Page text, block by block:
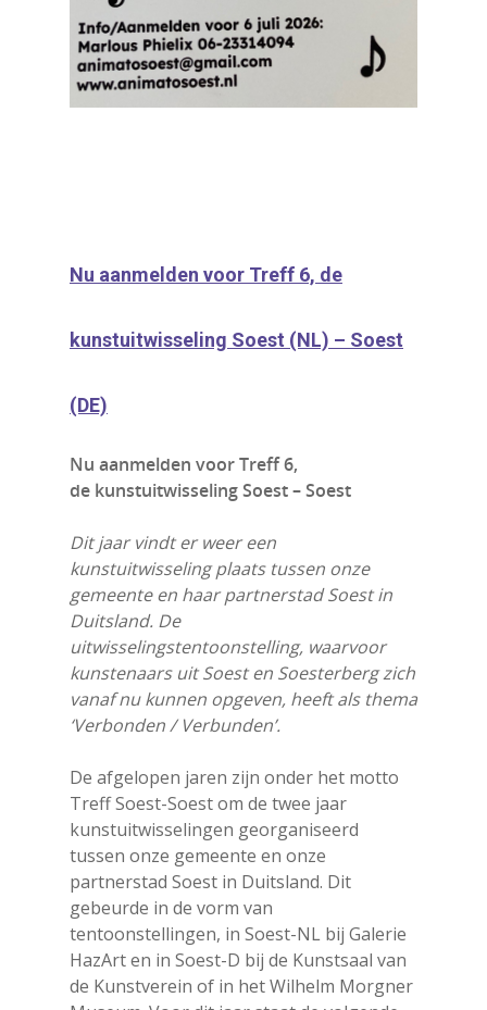
Nu aanmelden voor Treff 6, de
kunstuitwisseling Soest (NL) – Soest
(DE)
Nu aanmelden voor Treff 6,
de kunstuitwisseling Soest – Soest
Dit jaar vindt er weer een
kunstuitwisseling plaats tussen onze
gemeente en haar partnerstad Soest in
Duitsland. De
uitwisselingstentoonstelling, waarvoor
kunstenaars uit Soest en Soesterberg zich
vanaf nu kunnen opgeven, heeft als thema
‘Verbonden / Verbunden’.
De afgelopen jaren zijn onder het motto
Treff Soest-Soest om de twee jaar
kunstuitwisselingen georganiseerd
tussen onze gemeente en onze
partnerstad Soest in Duitsland. Dit
gebeurde in de vorm van
tentoonstellingen, in Soest-NL bij Galerie
HazArt en in Soest-D bij de Kunstsaal van
de Kunstverein of in het Wilhelm Morgner